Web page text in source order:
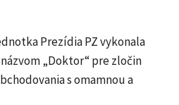
Prezídia PZ vykonala
„Doktor“ pre zločin
s omamnou a